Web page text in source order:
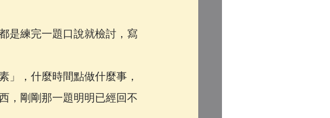
是練完一題口說就檢討，寫
」，什麼時間點做什麼事，
，剛剛那一題明明已經回不